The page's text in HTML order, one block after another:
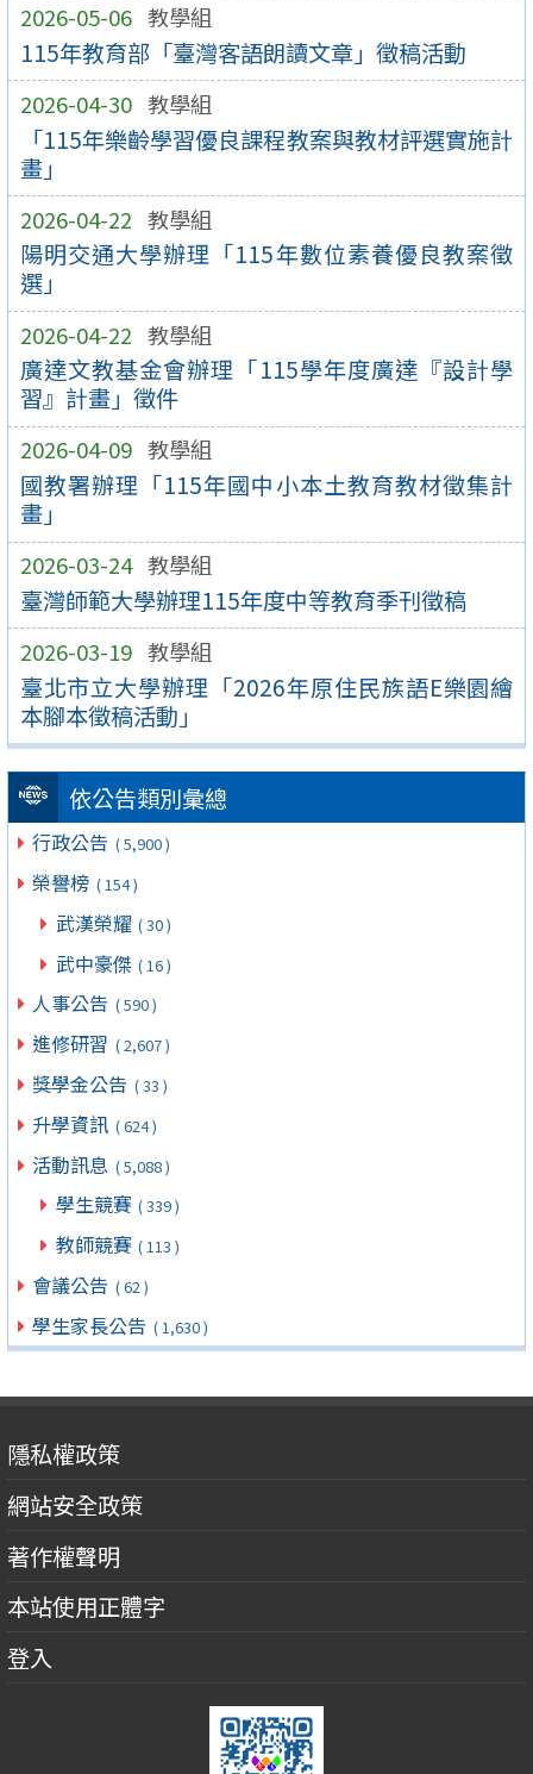
2026-05-06 教學組
115年教育部「臺灣客語朗讀文章」徵稿活動
2026-04-30 教學組
「115年樂齡學習優良課程教案與教材評選實施計
畫」
2026-04-22 教學組
陽明交通大學辦理「115年數位素養優良教案徵
選」
2026-04-22 教學組
廣達文教基金會辦理「115學年度廣達『設計學
習』計畫」徵件
2026-04-09 教學組
國教署辦理「115年國中小本土教育教材徵集計
畫」
2026-03-24 教學組
臺灣師範大學辦理115年度中等教育季刊徵稿
2026-03-19 教學組
臺北市立大學辦理「2026年原住民族語E樂園繪
本腳本徵稿活動」
依公告類別彙總
行政公告 ( 5,900 )
榮譽榜 ( 154 )
武漢榮耀 ( 30 )
武中豪傑 ( 16 )
人事公告 ( 590 )
進修研習 ( 2,607 )
獎學金公告 ( 33 )
升學資訊 ( 624 )
活動訊息 ( 5,088 )
學生競賽 ( 339 )
教師競賽 ( 113 )
會議公告 ( 62 )
學生家長公告 ( 1,630 )
隱私權政策
網站安全政策
著作權聲明
本站使用正體字
登入